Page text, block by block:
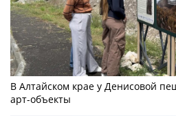
В Алтайском крае у Денисовой
арт-объекты